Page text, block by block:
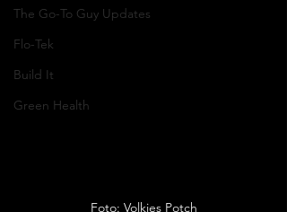
The Go-To Guy Updates
Flo-Tek
Build It
Green Health
Foto: Volkies Potch